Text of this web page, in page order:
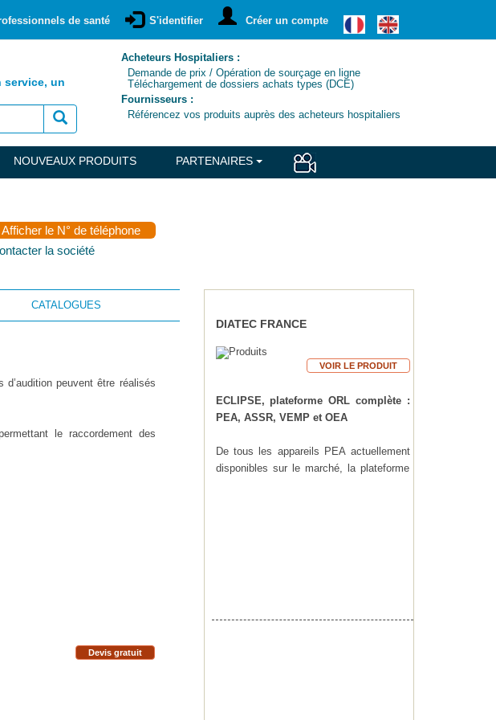
de santé S'identifier Créer un compte
service, un
Acheteurs Hospitaliers :
Demande de prix / Opération de sourçage en ligne
Téléchargement de dossiers achats types (DCE)
Fournisseurs :
Référencez vos produits auprès des acheteurs hospitaliers
NOUVEAUX PRODUITS PARTENAIRES
Afficher le N° de téléphone
la société
CATALOGUES
peuvent être réalisés
le raccordement des
Devis gratuit
VOIR LE PRODUIT
ECLIPSE, plateforme ORL complète :
PEA, ASSR, VEMP et OEA
De tous les appareils PEA actuellement
disponibles sur le marché, la plateforme